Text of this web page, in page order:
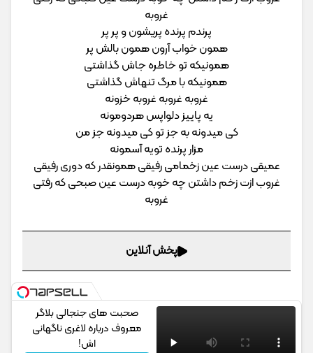
غروبه
پرندم پرنده پریشون و پر پر
همون خواب آرون همون بالش پر
همونیکه تو خاطره جاش گذاشتی
همونیکه با مرگ تنهاش گذاشتی
غروبه غروبه غروبه خزونه
یه پاییز دلواپس هردومونه
کی میدونه به جز تو کی میدونه جز من
مزار پرنده تویه آسمونه
عمیقی درست عین زخمامی رفیقی همونقدر که دوری رفیقی
غروب ازت زخم داشتن چه خوبه درست عین صبحی که رفتی
غروبه
پخش آنلاین
صحبت های جنجالی بلاگر
معروف درباره لاغری ناگهانی
اش!